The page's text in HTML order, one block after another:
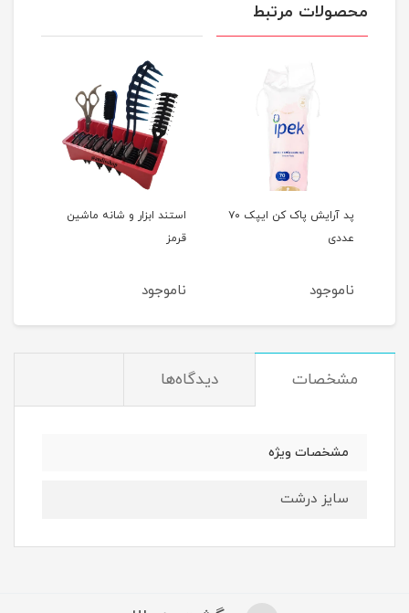
محصولات مرتبط
پد آرایش پاک کن ایپک ۷۰
عددی
ناموجود
استند ابزار و شانه ماشین
قرمز
ناموجود
مشخصات دیدگاه‌ها
مشخصات ویژه
سایز درشت